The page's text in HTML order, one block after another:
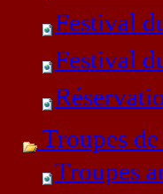
Festival
Festival
Troupes
Troupes